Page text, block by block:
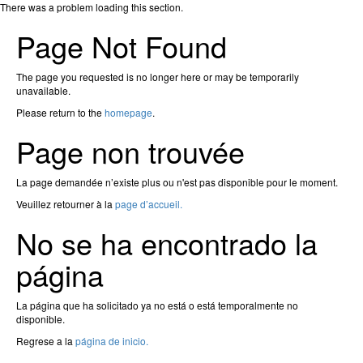
There was a problem loading this section.
Page Not Found
The page you requested is no longer here or may be temporarily
unavailable.
Please return to thehomepage.
Page non trouvée
La page demandée n’existe plus ou n'est pas disponible pour le moment.
Veuillez retourner à la page d’accueil.
No se ha encontrado la
página
La página que ha solicitado ya no está o está temporalmente no
disponible.
Regrese a la página de inicio.